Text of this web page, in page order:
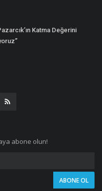
Katma Değerini
abone olun!